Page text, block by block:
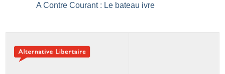
A Contre Courant : Le bateau ivre